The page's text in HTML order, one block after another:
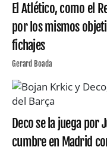
El Atlético, como el
por los mismos
fichajes
Gerard Boada
Deco se la juega por
cumbre en Madrid